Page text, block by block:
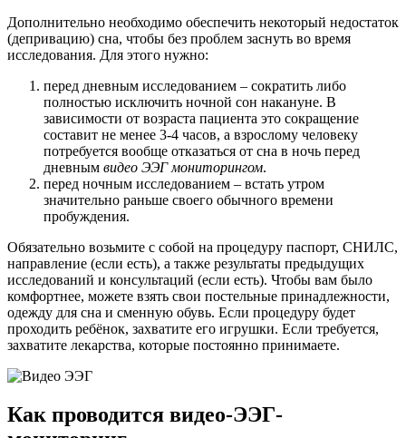
Дополнительно необходимо обеспечить некоторый недостаток
(депривацию) сна, чтобы без проблем заснуть во время
исследования. Для этого нужно:
перед дневным исследованием – сократить либо
полностью исключить ночной сон накануне. В
зависимости от возраста пациента это сокращение
составит не менее 3-4 часов, а взрослому человеку
потребуется вообще отказаться от сна в ночь перед
дневным видео ЭЭГ мониторингом.
перед ночным исследованием – встать утром
значительно раньше своего обычного времени
пробуждения.
Обязательно возьмите с собой на процедуру паспорт, СНИЛС,
направление (если есть), а также результаты предыдущих
исследований и консультаций (если есть). Чтобы вам было
комфортнее, можете взять свои постельные принадлежности,
одежду для сна и сменную обувь. Если процедуру будет
проходить ребёнок, захватите его игрушки. Если требуется,
захватите лекарства, которые постоянно принимаете.
Как проводится видео-ЭЭГ-